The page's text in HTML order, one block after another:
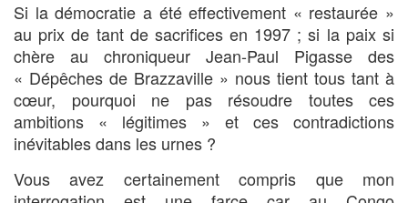
Si la démocratie a été effectivement « restaurée »
au prix de tant de sacrifices en 1997 ; si la paix si
chère au chroniqueur Jean-Paul Pigasse des
« Dépêches de Brazzaville » nous tient tous tant à
cœur, pourquoi ne pas résoudre toutes ces
ambitions « légitimes » et ces contradictions
inévitables dans les urnes ?
Vous avez certainement compris que mon